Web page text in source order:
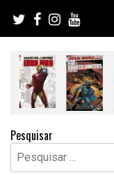
content
Pesquisar
Pesquisar
por: